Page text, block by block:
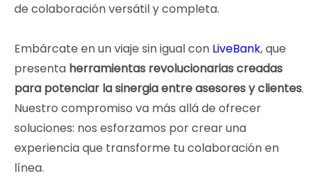
de colaboración versátil y completa.
Embárcate en un viaje sin igual con LiveBank, que
presenta herramientas revolucionarias creadas
para potenciar la sinergia entre asesores y clientes.
Nuestro compromiso va más allá de ofrecer
soluciones: nos esforzamos por crear una
experiencia que transforme tu colaboración en
línea.